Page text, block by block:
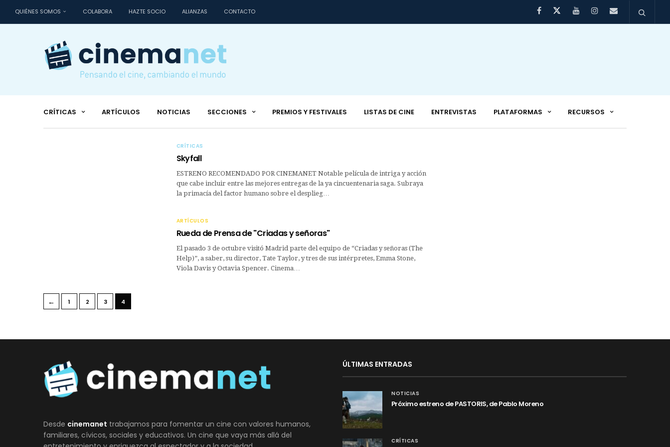
QUIÉNES SOMOS COLABORA HAZTE SOCIO ALIANZAS CONTACTO
CRÍTICAS ARTÍCULOS NOTICIAS SECCIONES PREMIOS Y FESTIVALES LISTAS DE CINE ENTREVISTAS PLATAFORMAS RECURSOS
CRÍTICAS
Skyfall
ESTRENO RECOMENDADO POR CINEMANET Notable película de intriga y acción
que cabe incluir entre las mejores entregas de la ya cincuentenaria saga. Subraya
la primacía del factor humano sobre el desplieg…
ARTÍCULOS
Rueda de Prensa de "Criadas y señoras"
El pasado 3 de octubre visitó Madrid parte del equipo de “Criadas y señoras (The
Help)”, a saber, su director, Tate Taylor, y tres de sus intérpretes, Emma Stone,
Viola Davis y Octavia Spencer. Cinema…
← 1 2 3 4
Desde cinemanet trabajamos para fomentar un cine con valores humanos,
familiares, cívicos, sociales y educativos. Un cine que vaya más allá del
ÚLTIMAS ENTRADAS
NOTICIAS
Próximo estreno de PASTORIS, de Pablo Moreno
CRÍTICAS